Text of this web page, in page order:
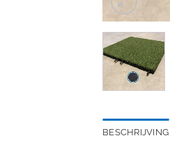
BESCHRIJVING